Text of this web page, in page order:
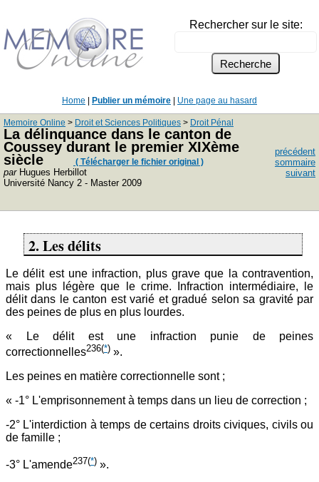
Rechercher sur le site:
Home Publier un mémoire Une page au hasard
Memoire Online > Droit et Sciences Politiques > Droit Pénal
La délinquance dans le canton de
Coussey durant le premier XIXème
siècle
( Télécharger le fichier original )
parHugues Herbillot
Université Nancy 2 - Master 2009
précédent
sommaire
suivant
2. Les délits
Le délit est une infraction, plus grave que la contravention,
mais plus légère que le crime. Infraction intermédiaire, le
délit dans le canton est varié et gradué selon sa gravité par
des peines de plus en plus lourdes.
« Le délit est une infraction punie de peines
correctionnelles236(*) ».
Les peines en matière correctionnelle sont ;
« -1° L'emprisonnement à temps dans un lieu de correction ;
-2° L'interdiction à temps de certains droits civiques, civils ou
de famille ;
-3° L'amende237(*) ».